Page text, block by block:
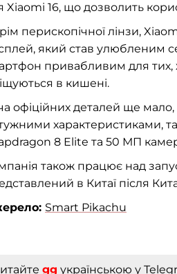
Xiaomi 16, що дозволить
перископічної лінзи,
який став улюбленим
привабливим для тих,
в кишені.
офіційних деталей ще
характеристиками,
8 Elite та 50 МП
також працює над
в Китаї після
Smart Pikachu
gg українською у